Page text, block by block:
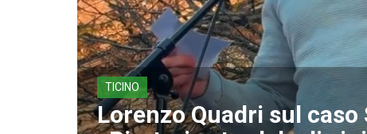
TICINO
Lorenzo Quadri sul caso